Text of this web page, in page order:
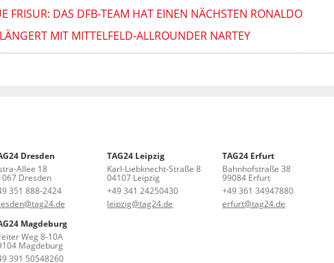
FRISUR: DAS DFB-TEAM HAT EINEN NÄCHSTEN RONALDO
MIT MITTELFELD-ALLROUNDER NARTEY
Dresden
Allee 18
Dresden
351 888-2424
TAG24 Leipzig
Karl-Liebknecht-Straße 8
04107 Leipzig
+49 341 24250430
leipzig@tag24.de
TAG24 Erfurt
Bahnhofstraße 38
99084 Erfurt
+49 361 34947880
erfurt@tag24.de
Magdeburg
Weg 8-10A
Magdeburg
391 50548260